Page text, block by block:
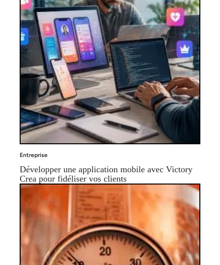
Entreprise
Développer une application mobile avec Victory
Crea pour fidéliser vos clients